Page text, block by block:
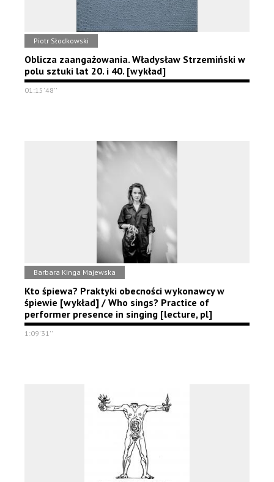
Piotr Słodkowski
Oblicza zaangażowania. Władysław Strzemiński w
polu sztuki lat 20. i 40. [wykład]
01:15'48''
Barbara Kinga Majewska
Kto śpiewa? Praktyki obecności wykonawcy w
śpiewie [wykład] / Who sings? Practice of
performer presence in singing [lecture, pl]
1:09'31''